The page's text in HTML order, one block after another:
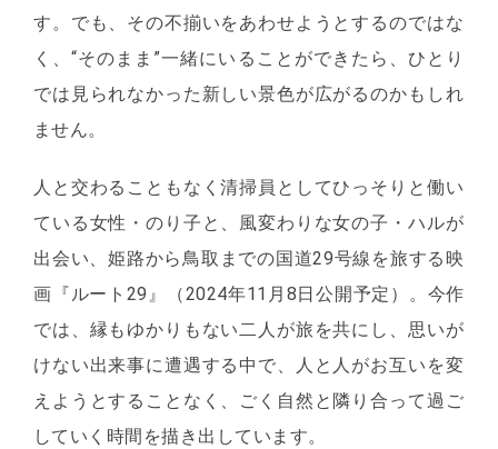
す。でも、その不揃いをあわせようとするのではな
く、“そのまま”一緒にいることができたら、ひとり
では見られなかった新しい景色が広がるのかもしれ
ません。
人と交わることもなく清掃員としてひっそりと働い
ている女性・のり子と、風変わりな女の子・ハルが
出会い、姫路から鳥取までの国道29号線を旅する映
画『ルート29』（2024年11月8日公開予定）。今作
では、縁もゆかりもない二人が旅を共にし、思いが
けない出来事に遭遇する中で、人と人がお互いを変
えようとすることなく、ごく自然と隣り合って過ご
していく時間を描き出しています。